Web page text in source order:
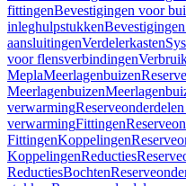
fittingenBevestigingen voor
inleghulpstukken
aansluitingenVerdelerkasten
voor flensverbindingen
MeplaMeerlagenbuizen
Meerlagenbuizen
verwarming
verwarmingFittingen
FittingenKoppelingen
KoppelingenReducties
ReductiesBochten